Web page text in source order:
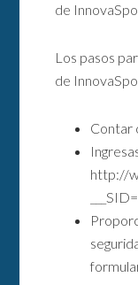
de
Los pasos
de
Contar
http://